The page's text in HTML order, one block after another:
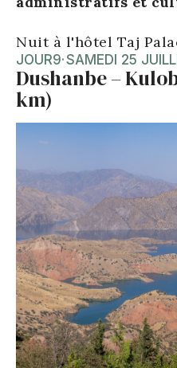
Nuit à l'hôtel Taj
JOUR9·SAMEDI 25
Dushanbe –
km)